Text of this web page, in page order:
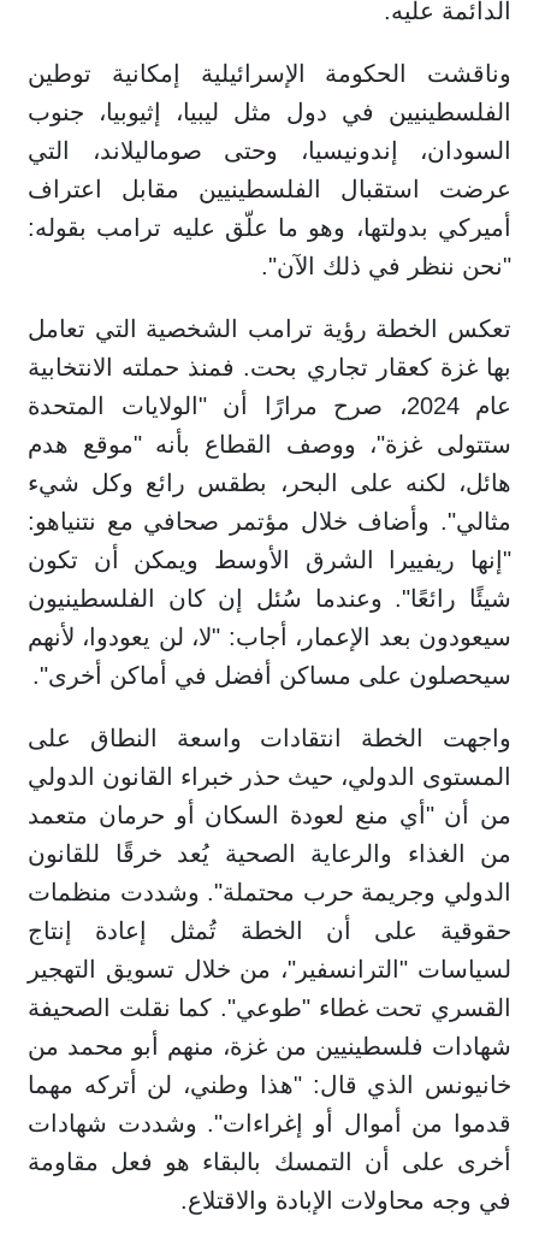
الدائمة عليه.
وناقشت الحكومة الإسرائيلية إمكانية توطين
الفلسطينيين في دول مثل ليبيا، إثيوبيا، جنوب
السودان، إندونيسيا، وحتى صوماليلاند، التي
عرضت استقبال الفلسطينيين مقابل اعتراف
أميركي بدولتها، وهو ما علّق عليه ترامب بقوله:
"نحن ننظر في ذلك الآن".
تعكس الخطة رؤية ترامب الشخصية التي تعامل
بها غزة كعقار تجاري بحت. فمنذ حملته الانتخابية
عام 2024، صرح مرارًا أن "الولايات المتحدة
ستتولى غزة"، ووصف القطاع بأنه "موقع هدم
هائل، لكنه على البحر، بطقس رائع وكل شيء
مثالي". وأضاف خلال مؤتمر صحافي مع نتنياهو:
"إنها ريفييرا الشرق الأوسط ويمكن أن تكون
شيئًا رائعًا". وعندما سُئل إن كان الفلسطينيون
سيعودون بعد الإعمار، أجاب: "لا، لن يعودوا، لأنهم
سيحصلون على مساكن أفضل في أماكن أخرى".
واجهت الخطة انتقادات واسعة النطاق على
المستوى الدولي، حيث حذر خبراء القانون الدولي
من أن "أي منع لعودة السكان أو حرمان متعمد
من الغذاء والرعاية الصحية يُعد خرقًا للقانون
الدولي وجريمة حرب محتملة". وشددت منظمات
حقوقية على أن الخطة تُمثل إعادة إنتاج
لسياسات "الترانسفير"، من خلال تسويق التهجير
القسري تحت غطاء "طوعي". كما نقلت الصحيفة
شهادات فلسطينيين من غزة، منهم أبو محمد من
خانيونس الذي قال: "هذا وطني، لن أتركه مهما
قدموا من أموال أو إغراءات". وشددت شهادات
أخرى على أن التمسك بالبقاء هو فعل مقاومة
في وجه محاولات الإبادة والاقتلاع.